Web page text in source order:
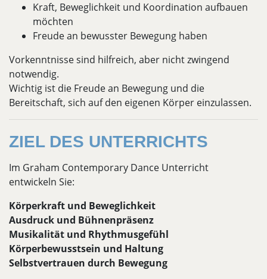
Kraft, Beweglichkeit und Koordination aufbauen
möchten
Freude an bewusster Bewegung haben
Vorkenntnisse sind hilfreich, aber nicht zwingend
notwendig.
Wichtig ist die Freude an Bewegung und die
Bereitschaft, sich auf den eigenen Körper einzulassen.
ZIEL DES UNTERRICHTS
Im Graham Contemporary Dance Unterricht
entwickeln Sie:
Körperkraft und Beweglichkeit
Ausdruck und Bühnenpräsenz
Musikalität und Rhythmusgefühl
Körperbewusstsein und Haltung
Selbstvertrauen durch Bewegung